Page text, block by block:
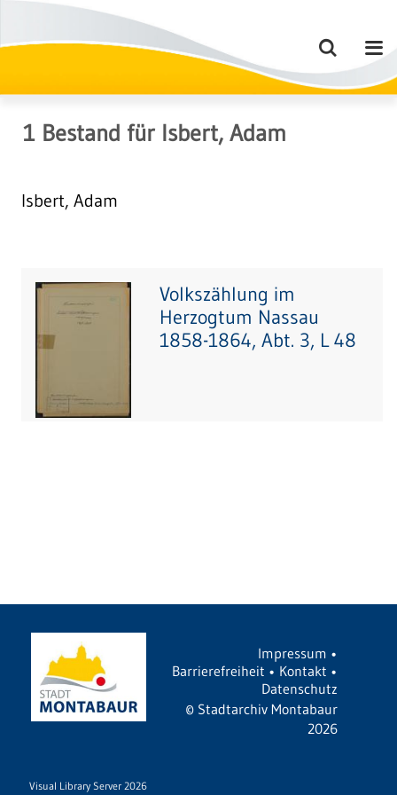
1 Bestand für Isbert, Adam
Isbert, Adam
Volkszählung im
Herzogtum Nassau
1858-1864, Abt. 3, L 48
Impressum •
Barrierefreiheit • Kontakt •
Datenschutz
© Stadtarchiv Montabaur
2026
Visual Library Server 2026